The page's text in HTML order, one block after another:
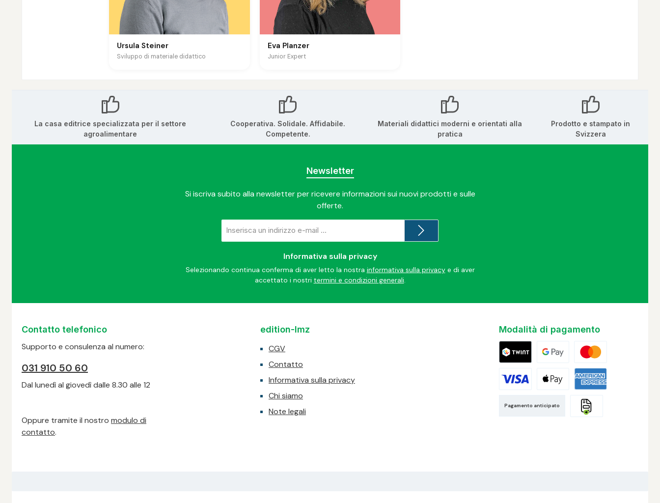
Ursula Steiner
Sviluppo di materiale didattico
Eva Planzer
Junior Expert
La casa editrice specializzata per il settore
agroalimentare
Cooperativa. Solidale. Affidabile.
Competente.
Materiali didattici moderni e orientati alla
pratica
Prodotto e stampato in
Svizzera
Newsletter
Si iscriva subito alla newsletter per ricevere informazioni sui nuovi prodotti e sulle
offerte.
e-
mail
Informativa sulla privacy
Selezionando continua conferma di aver letto la nostra informativa sulla privacye di aver
accettato i nostri termini e condizioni generali.
Contatto telefonico
Supporto e consulenza al numero:
031 910 50 60
Dal lunedì al giovedì dalle 8.30 alle 12
Oppure tramite il nostro modulo di
contatto.
edition-lmz
CGV
Contatto
Informativa sulla privacy
Chi siamo
Note legali
Modalità di pagamento
Google PayMastercard
Pagamento anticipato